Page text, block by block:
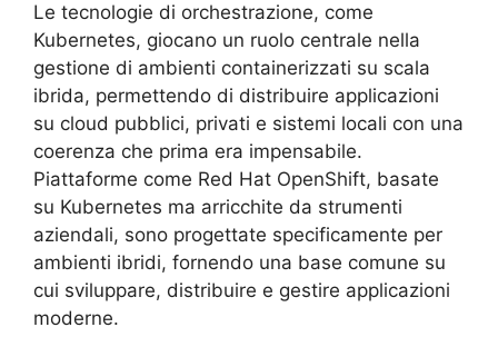
Le tecnologie di orchestrazione, come
Kubernetes, giocano un ruolo centrale nella
gestione di ambienti containerizzati su scala
ibrida, permettendo di distribuire applicazioni
su cloud pubblici, privati e sistemi locali con una
coerenza che prima era impensabile.
Piattaforme come Red Hat OpenShift, basate
su Kubernetes ma arricchite da strumenti
aziendali, sono progettate specificamente per
ambienti ibridi, fornendo una base comune su
cui sviluppare, distribuire e gestire applicazioni
moderne.